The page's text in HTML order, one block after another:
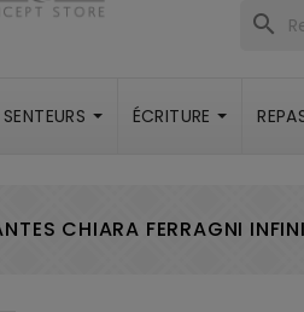
search
SENTEURS ÉCRITURE
CHIARA FERRAGNI